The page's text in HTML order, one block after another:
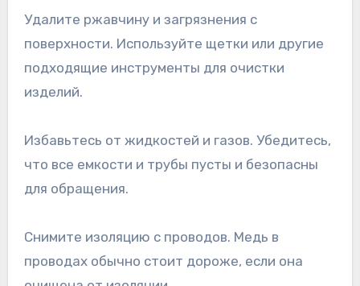
Удалите ржавчину и загрязнения с
поверхности. Используйте щетки или другие
подходящие инструменты для очистки
изделий.
Избавьтесь от жидкостей и газов. Убедитесь,
что все емкости и трубы пусты и безопасны
для обращения.
Снимите изоляцию с проводов. Медь в
проводах обычно стоит дороже, если она